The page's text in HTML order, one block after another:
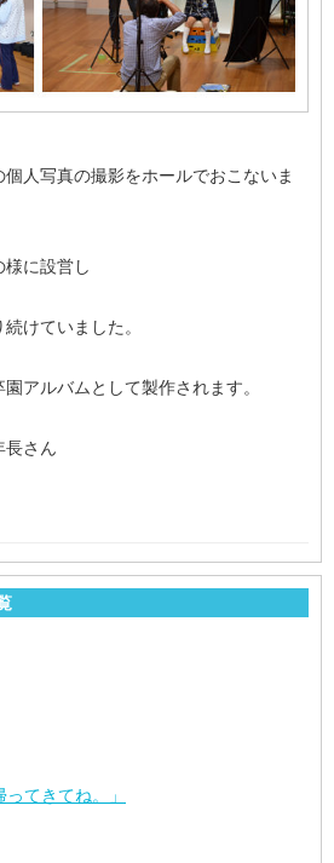
人写真の撮影をホールでおこないま
に設営し
けていました。
アルバムとして製作されます。
長さん
てきてね。」